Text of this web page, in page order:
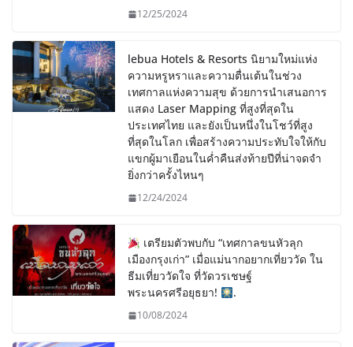
12/25/2024
lebua Hotels & Resorts นิยามใหม่แห่ง
ความหรูหราและความตื่นเต้นในช่วง
เทศกาลแห่งความสุข ด้วยการนำเสนอการ
แสดง Laser Mapping ที่สูงที่สุดใน
ประเทศไทย และยังเป็นหนึ่งในโชว์ที่สูง
ที่สุดในโลก เพื่อสร้างความประทับใจให้กับ
แขกผู้มาเยือนในค่ำคืนส่งท้ายปีที่น่าจดจำ
ยิ่งกว่าครั้งไหนๆ
12/24/2024
เตรียมตัวพบกับ “เทศกาลขนหัวลุก
เมืองกรุงเก่า” เมื่อแม่นากอยากเที่ยววัด ใน
ธีมเที่ยววัดใจ ที่วัดวรเชษฐ์
พระนครศรีอยุธยา!
.
10/08/2024